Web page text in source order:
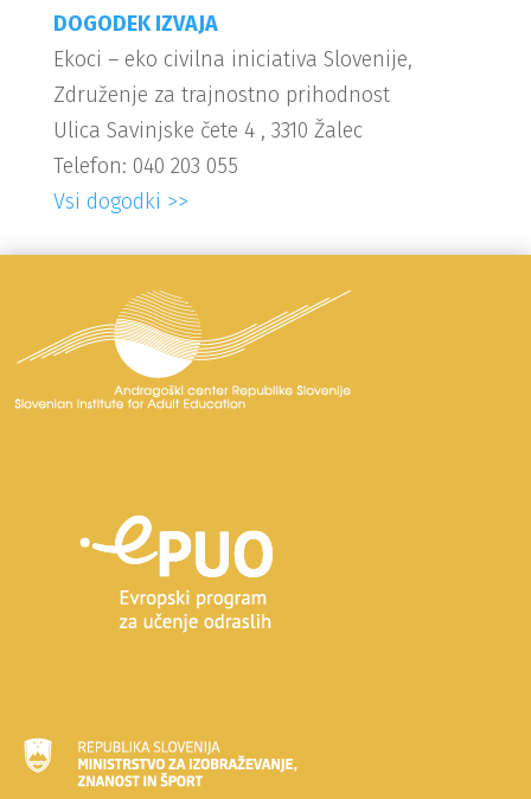
DOGODEK IZVAJA
Ekoci – eko civilna iniciativa Slovenije,
Združenje za trajnostno prihodnost
Ulica Savinjske čete 4 , 3310 Žalec
Telefon: 040 203 055
Vsi dogodki >>